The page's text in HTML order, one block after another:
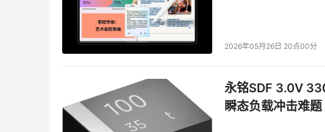
2026年05月26日 20点00分
永铭SDF 3.0V
瞬态负载冲击难题